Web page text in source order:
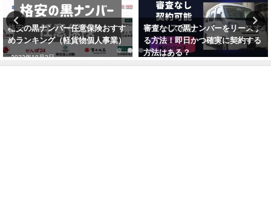
格安の黒ナンバー任意保険おすす
めランキング（軽貨物個人事業）
2022年10月2日
審査なしで黒ナンバーをリースす
る方法！即日かつ確実に契約する
方法はある？